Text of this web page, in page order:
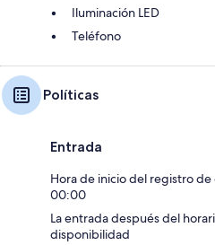
Iluminación LED
Teléfono
Políticas
Entrada
Hora de inicio del registro
00:00
La entrada después del
disponibilidad